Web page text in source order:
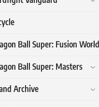
Ball Super: Fusion World
Ball Super: Masters
Archive